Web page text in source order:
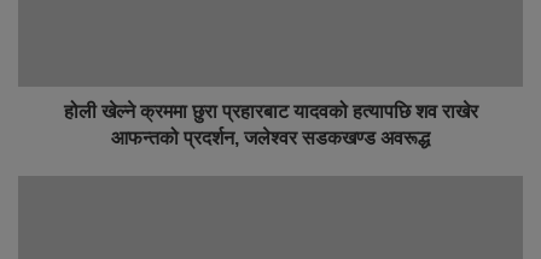
होली खेल्‍ने क्रममा छुरा प्रहारबाट यादवको हत्यापछि शव राखेर
आफन्तको प्रदर्शन, जलेश्वर सडकखण्ड अवरूद्ध